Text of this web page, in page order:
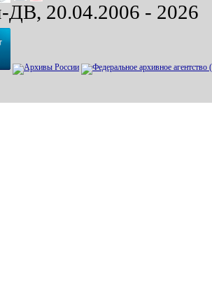
20.04.2006 - 2026